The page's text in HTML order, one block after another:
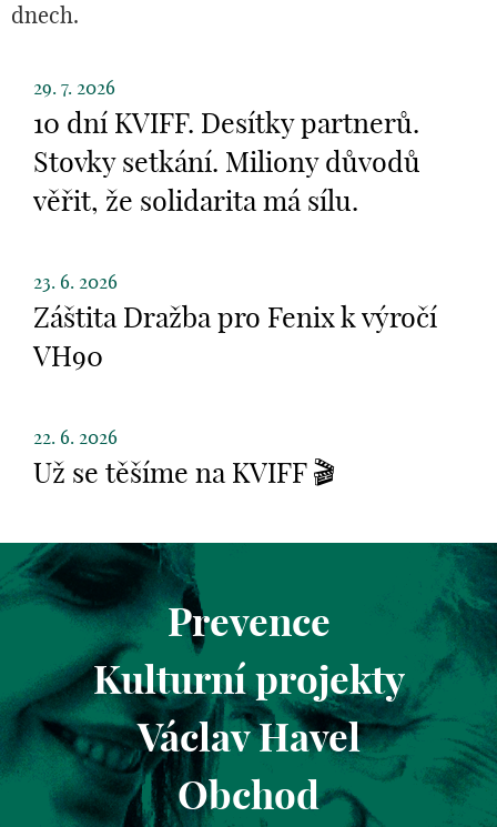
dnech.
29. 7. 2026
10 dní KVIFF. Desítky partnerů.
Stovky setkání. Miliony důvodů
věřit, že solidarita má sílu.
23. 6. 2026
Záštita Dražba pro Fenix k výročí
VH90
22. 6. 2026
Už se těšíme na KVIFF 🎬
Prevence
Kulturní projekty
Václav Havel
Obchod